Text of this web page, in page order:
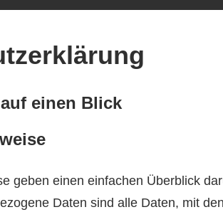
einen Blick
geben einen einfachen Überblick
Daten sind alle Daten, mit